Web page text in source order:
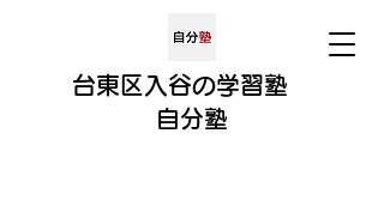
​​台東区入谷の学習塾
自分塾